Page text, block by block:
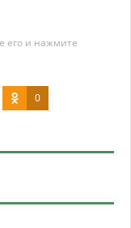
его и нажмите
0